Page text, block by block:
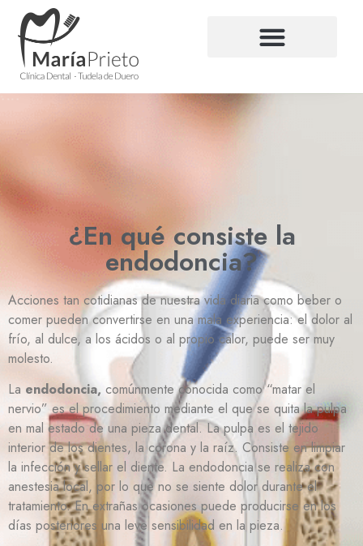
¿En qué consiste la
endodoncia?
Acciones tan cotidianas de nuestra vida diaria como beber o
comer pueden convertirse en una mala experiencia: el dolor al
frío, al dulce, a los ácidos o al propio calor, puede ser muy
molesto.
La endodoncia, comúnmente conocida como “matar el
nervio” es el procedimiento mediante el que se quita la pulpa
en mal estado de una pieza dental. La pulpa es el tejido
interior de los dientes, la corona y la raíz. Consiste en limpiar
la infección y sellar el diente. La endodoncia se realiza con
anestesia local, por lo que no se siente dolor durante el
tratamiento. En extrañas ocasiones puede producirse en los
días posteriores una leve sensibilidad en la pieza.